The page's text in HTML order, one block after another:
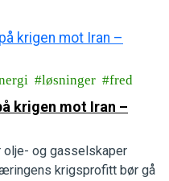
løsninger fred
krigen mot Iran –
olje- og gasselskaper
krigsprofitt bør gå